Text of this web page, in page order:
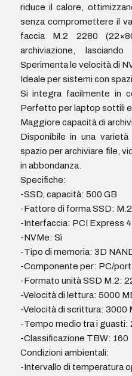
riduce il calore,
senza compromettere il
faccia M.2 2280
archiviazione,
Sperimenta le velocità di
Ideale per sistemi con
Si integra facilmente in
Perfetto per laptop sottili
Maggiore capacità di
Disponibile in una
spazio per archiviare file,
in abbondanza.
Specifiche:
-SSD, capacità: 500 GB
-Fattore di forma SSD: M.2
-Interfaccia: PCI Express
-NVMe: Sì
-Tipo di memoria: 3D
-Componente per: PC/
-Formato unità SSD M.2:
-Velocità di lettura: 5000
-Velocità di scrittura: 3000
-Tempo medio tra i guasti:
-Classificazione TBW: 160
Condizioni ambientali:
-Intervallo di temperatura